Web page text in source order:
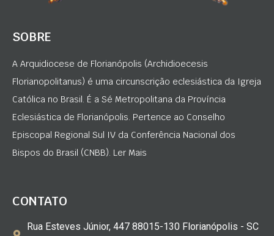
SOBRE
A Arquidiocese de Florianópolis (Archidioecesis
Florianopolitanus) é uma circunscrição eclesiástica da Igreja
Católica no Brasil. É a Sé Metropolitana da Província
Eclesiástica de Florianópolis. Pertence ao Conselho
Episcopal Regional Sul IV da Conferência Nacional dos
Bispos do Brasil (CNBB). Ler Mais
CONTATO
Rua Esteves Júnior, 447 88015-130 Florianópolis - SC